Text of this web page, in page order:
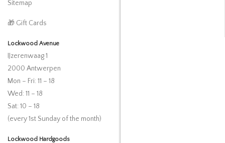
Sitemap
🎁 Gift Cards
Lockwood Avenue
IJzerenwaag 1
2000 Antwerpen
Mon – Fri: 11 – 18
Wed: 11 – 18
Sat: 10 – 18
(every 1st Sunday of the month)
Lockwood Hardgoods